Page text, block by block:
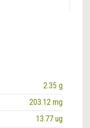
2.35 g
203.12 mg
13.77 ug